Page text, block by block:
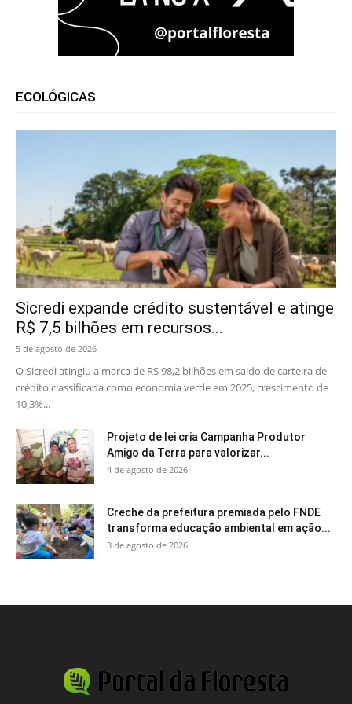
ECOLÓGICAS
Sicredi expande crédito sustentável e atinge
R$ 7,5 bilhões em recursos...
5 de agosto de 2026
O Sicredi atingiu a marca de R$ 98,2 bilhões em saldo de carteira de
crédito classificada como economia verde em 2025, crescimento de
10,3%...
Projeto de lei cria Campanha Produtor
Amigo da Terra para valorizar...
4 de agosto de 2026
Creche da prefeitura premiada pelo FNDE
transforma educação ambiental em ação...
3 de agosto de 2026